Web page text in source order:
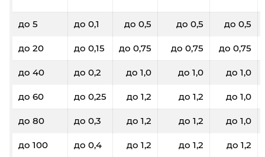
до 5 до 0,1 до 0,5 до 0,5 до 0,5
до 20 до 0,15 до 0,75 до 0,75 до 0,75
до 40 до 0,2 до 1,0 до 1,0 до 1,0
до 60 до 0,25 до 1,2 до 1,2 до 1,0
до 80 до 0,3 до 1,2 до 1,2 до 1,0
до 100 до 0,4 до 1,2 до 1,2 до 1,2